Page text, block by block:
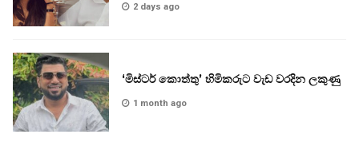
2 days ago
‘මිස්ටර් කොත්තු’ හිමිකරුට වැඩ වරදින ලකුණු
1 month ago